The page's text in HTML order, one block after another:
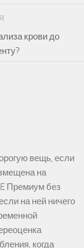
крови до
вещь, если
на
Премиум без
на ней ничего
когда